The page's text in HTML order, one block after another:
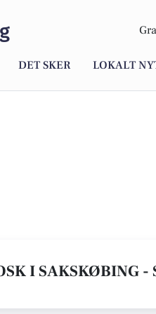
DET SKER LOKALT
I SAKSKØBING